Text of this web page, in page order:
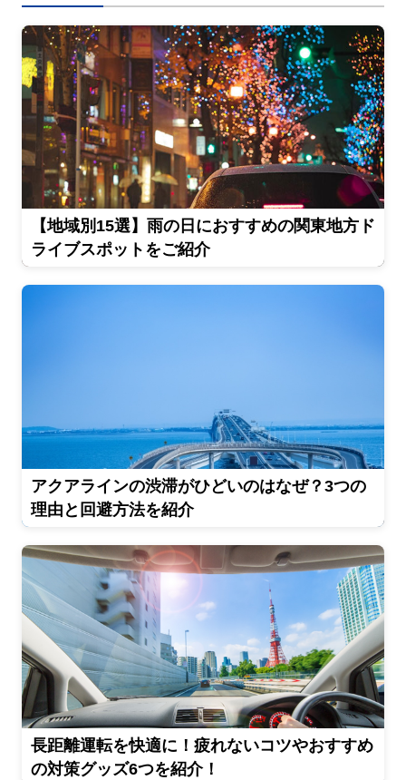
【地域別15選】雨の日におすすめの関東地方ド
ライブスポットをご紹介
アクアラインの渋滞がひどいのはなぜ？3つの
理由と回避方法を紹介
長距離運転を快適に！疲れないコツやおすすめ
の対策グッズ6つを紹介！